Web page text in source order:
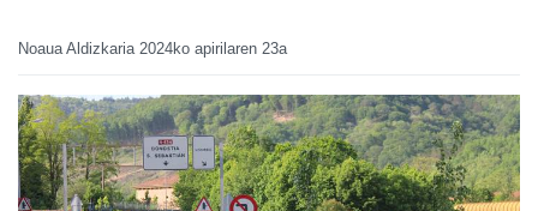
Noaua Aldizkaria 2024ko apirilaren 23a